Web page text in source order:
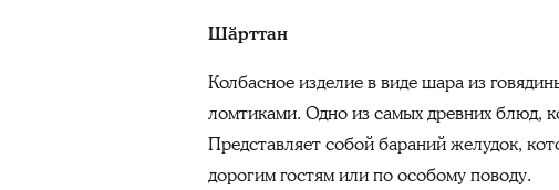
Шӑрттан
Колбасное изделие в виде шара из
ломтиками. Одно из самых древних блюд,
Представляет собой бараний желудок,
дорогим гостям или по особому поводу.